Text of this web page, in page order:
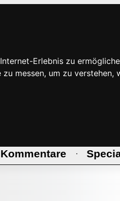
Erlebnis zu
messen, um zu verstehen,
Kommentare ·